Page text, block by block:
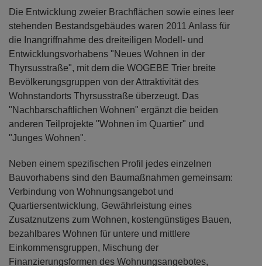
Thyrsusstraße", mit dem die WOGEBE Trier breite
Bevölkerungsgruppen von der Attraktivität des
Wohnstandorts Thyrsusstraße überzeugt. Das
"Nachbarschaftlichen Wohnen" ergänzt die beiden
anderen Teilprojekte "Wohnen im Quartier" und
"Junges Wohnen".
Neben einem spezifischen Profil jedes einzelnen
Bauvorhabens sind den Baumaßnahmen gemeinsam:
Verbindung von Wohnungsangebot und
Zusatznutzens zum Wohnen, kostengünstiges Bauen,
bezahlbares Wohnen für untere und mittlere
Einkommensgruppen, Mischung der
Finanzierungsformen des Wohnungsangebotes,
durchgehende Barrierefreiheit im Neubau,
finanzierbare energetische Qualität und Förderung
guter Nachbarschaft in dem Wohnanlagen. Das
Projekt wird mit Hilfe der Sozialen